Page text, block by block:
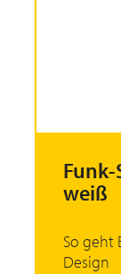
weiß
So geht
Design